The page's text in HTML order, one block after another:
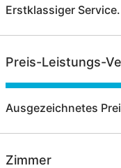
Erstklassiger Service.
Preis-Leistungs-
Ausgezeichnetes
Zimmer